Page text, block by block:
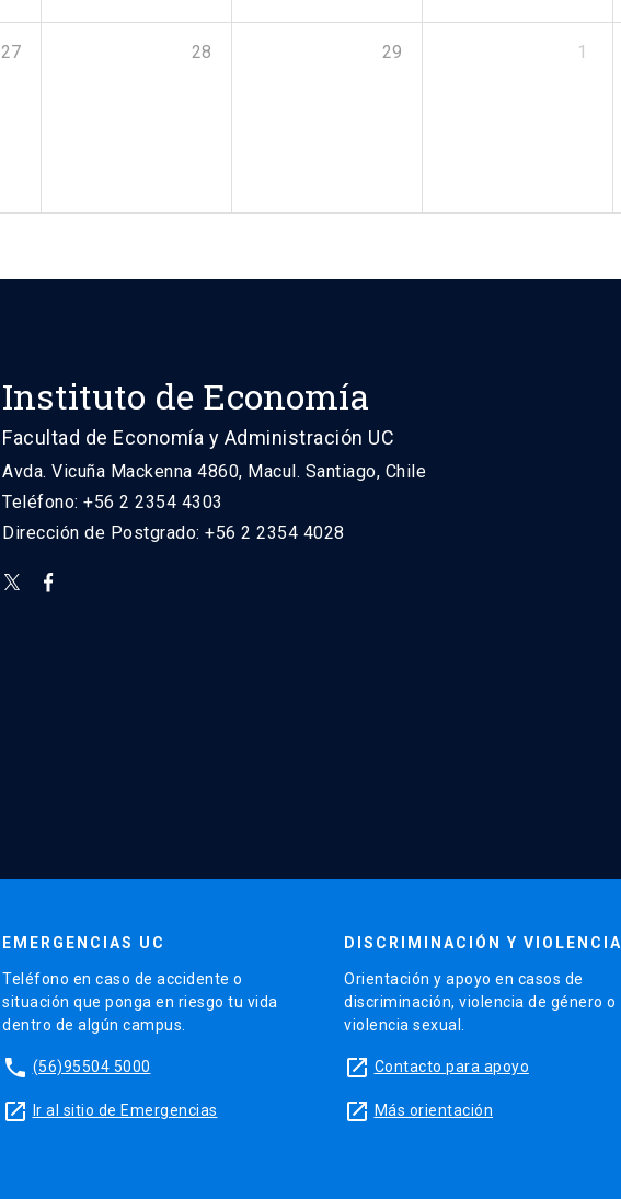
27 28 29 1
Instituto de Economía
Facultad de Economía y Administración UC
Avda. Vicuña Mackenna 4860, Macul. Santiago, Chile
Teléfono: +56 2 2354 4303
Dirección de Postgrado: +56 2 2354 4028
EMERGENCIAS UC
Teléfono en caso de accidente o
situación que ponga en riesgo tu vida
dentro de algún campus.
phone (56)95504 5000
launch Ir al sitio de Emergencias
DISCRIMINACIÓN Y VIOLENCIA
Orientación y apoyo en casos de
discriminación, violencia de género o
violencia sexual.
launch Contacto para apoyo
launch Más orientación